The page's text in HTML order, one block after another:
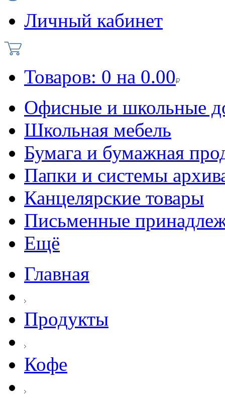
Личный кабинет
Товаров: 0 на 0.00
Офисные и школьные
Школьная мебель
Бумага и бумажная
Папки и системы
Канцелярские товары
Письменные
Ещё
Главная
Продукты
Кофе